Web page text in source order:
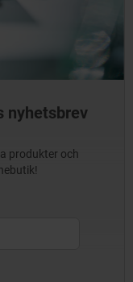
nyhetsbrev
produkter och